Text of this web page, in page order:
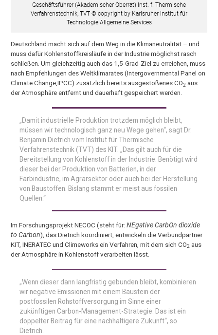
Geschäftsführer (Akademischer Oberrat) Inst. f. Thermische
Verfahrenstechnik, TVT © copyright by Karlsruher Institut für
Technologie Allgemeine Services
Deutschland macht sich auf dem Weg in die Klimaneutralität – und
muss dafür Kohlenstoffkreisläufe in der Industrie möglichst rasch
schließen. Um gleichzeitig auch das 1,5-Grad-Ziel zu erreichen, muss
nach Empfehlungen des Weltklimarates (Intergovernmental Panel on
Climate Change,IPCC) zusätzlich bereits ausgestoßenes CO2 aus
der Atmosphäre entfernt und dauerhaft gespeichert werden.
„Damit industrielle Produktion trotzdem möglich bleibt,
müssen wir technologisch ganz neu Wege gehen“, sagt Dr.
Benjamin Dietrich vom Institut für Thermische
Verfahrenstechnik (TVT) des KIT. „Das gilt auch für die
Bereitstellung von Kohlenstoff in der Industrie. Benötigt wird
dieser bei der Produktion von Batterien, in der
Farbindustrie, im Agrarsektor oder auch bei der Herstellung
von Baustoffen. Bislang stammt er meist aus fossilen
Quellen.“
Im Forschungsprojekt NECOC (steht für:NEgative CarbOn dioxide
to Carbon), das Dietrich koordiniert, entwickeln die Verbundpartner
KIT, INERATEC und Climeworks ein Verfahren, mit dem sich CO2 aus
der Atmosphäre in Kohlenstoff verarbeiten lässt.
„Wenn dieser dann langfristig gebunden bleibt, kombinieren
wir negative Emissionen mit einem Baustein der
postfossilen Rohstoffversorgung im Sinne einer
zukünftigen Carbon-Management-Strategie. Das ist ein
doppelter Beitrag für eine nachhaltigere Zukunft“, so
Dietrich.